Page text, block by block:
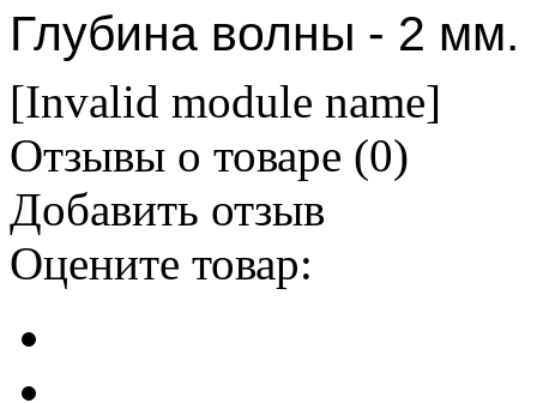
Глубина волны - 2 мм.
[Invalid module name]
Отзывы о товаре (0)
Добавить отзыв
Оцените товар: